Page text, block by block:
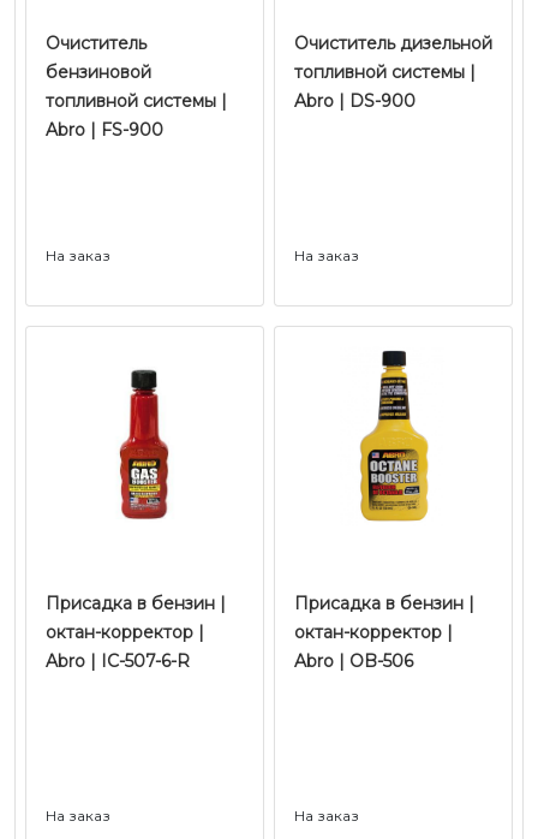
Очиститель
бензиновой
топливной системы |
Abro | FS-900
На заказ
Очиститель дизельной
топливной системы |
Abro | DS-900
На заказ
Присадка в бензин |
октан-корректор |
Abro | IC-507-6-R
На заказ
Присадка в бензин |
октан-корректор |
Abro | OB-506
На заказ